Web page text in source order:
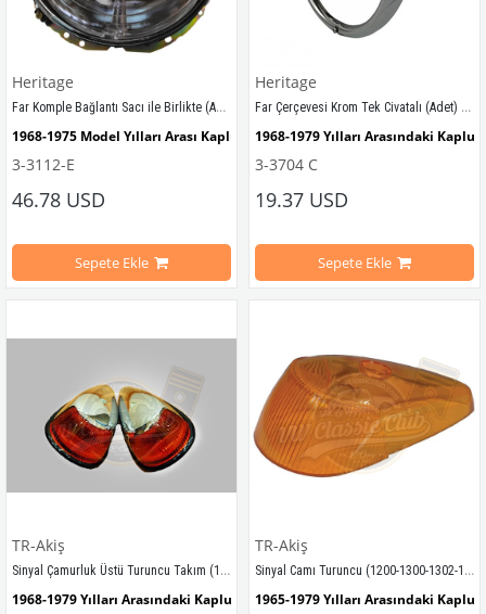
Porsche 911/914/912/356
Heritage
Far Komple Bağlantı Sacı ile Birlikte (Adet) (1300-1302-1303-T2)
1968-1975 Model Yılları Arası Kaplumbağa Modelleri İle Uyumludur
1968-1980 Model Yılları Arası T2'ler İle Uyumludur
3-3112-E
46.78 USD
Sepete Ekle
Heritage
Far Çerçevesi Krom Tek Civatalı (Adet) (1300-1302-1303-T2)
1968-1979 Yılları Arasındaki
1300-1302-1303 Kaplumbağa
1968-1979 Yılları Arasındaki T2
Not: Üründe sadece bir adet vida
VWCC Parça No : 3-3704    OEM
3-3704 C
19.37 USD
Sepete Ekle
TR-Akiş
Sinyal Çamurluk Üstü Turuncu Takım (1300-1302-1303)
1968-1979 Yılları Arasındaki Kaplumbağa Modelleri İle Uyumludur
TR-Akiş
Sinyal Camı Turuncu (1200-1300-1302-1303)
1965-1979 Yılları Arasındaki